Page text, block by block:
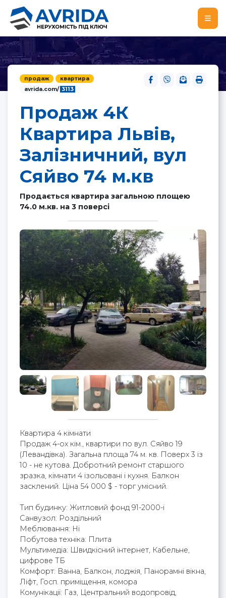
продаж
квартира
avrida.com/ 3113
Продаж 4К
Квартира Львів,
Залізничний, вул
Сяйво 74 м.кв
Продається квартира загальною площею
74.0 м.кв. на 3 поверсі
Квартира 4 кімнати
Продаж 4-ох кім., квартири по вул. Сяйво 19
(Левандівка). Загальна площа 74 м. кв. Поверх 3 із
10 - не кутова. Добротний ремонт старшого
зразка, кімнати 4 ізольовані і кухня. Балкон
засклений. Ціна 54 000 $ - торг умісний.
Тип будинку: Житловий фонд 91-2000-і
Cанвузол: Роздільний
Меблювання: Ні
Побутова техніка: Плита
Мультимедіа: Швидкісний інтернет, Кабельне,
цифрове ТБ
Комфорт: Ванна, Балкон, лоджія, Панорамні вікна,
Ліфт, Госп. приміщення, комора
Комунікації: Газ, Центральний водопровід,